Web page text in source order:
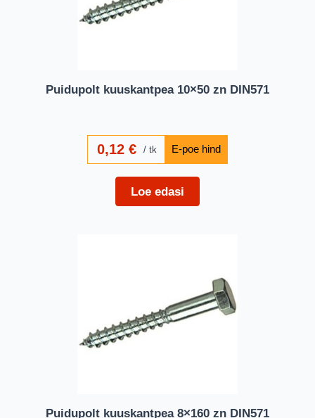
Puidupolt kuuskantpea 10×50 zn DIN571
0,12€ tk
Loe edasi
Puidupolt kuuskantpea 8×160 zn DIN571